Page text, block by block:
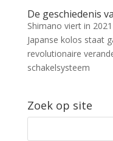
De geschiedenis
Shimano viert in
Japanse kolos staat
revolutionaire
schakelsysteem
Zoek op site